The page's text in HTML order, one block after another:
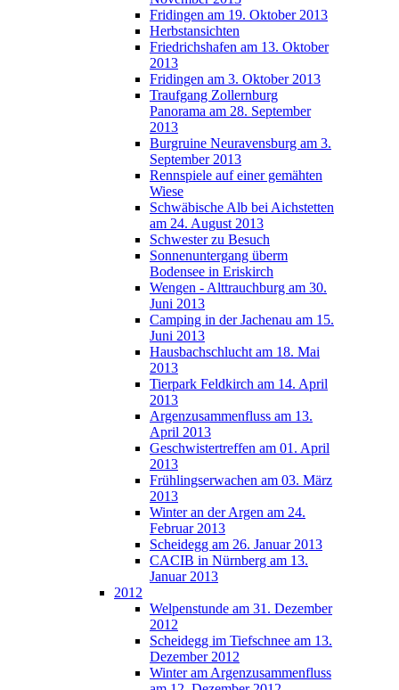
Fridingen am 19. Oktober 2013
Herbstansichten
Friedrichshafen am 13. Oktober
2013
Fridingen am 3. Oktober 2013
Traufgang Zollernburg
Panorama am 28. September
2013
Burgruine Neuravensburg am 3.
September 2013
Rennspiele auf einer gemähten
Wiese
Schwäbische Alb bei Aichstetten
am 24. August 2013
Schwester zu Besuch
Sonnenuntergang überm
Bodensee in Eriskirch
Wengen - Alttrauchburg am 30.
Juni 2013
Camping in der Jachenau am 15.
Juni 2013
Hausbachschlucht am 18. Mai
2013
Tierpark Feldkirch am 14. April
2013
Argenzusammenfluss am 13.
April 2013
Geschwistertreffen am 01. April
2013
Frühlingserwachen am 03. März
2013
Winter an der Argen am 24.
Februar 2013
Scheidegg am 26. Januar 2013
CACIB in Nürnberg am 13.
Januar 2013
2012
Welpenstunde am 31. Dezember
2012
Scheidegg im Tiefschnee am 13.
Dezember 2012
Winter am Argenzusammenfluss